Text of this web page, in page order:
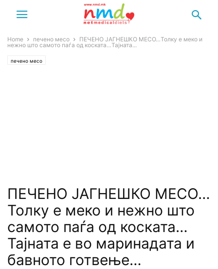
Home печено месо
ПЕЧЕНО ЈАГНЕШКО МЕСО…Толку е меко и
нежно што самото паѓа од коската…Тајната...
печено месо
ПЕЧЕНО ЈАГНЕШКО МЕСО…
Толку е меко и нежно што
самото паѓа од коската…
Тајната е во маринадата и
бавното готвење…